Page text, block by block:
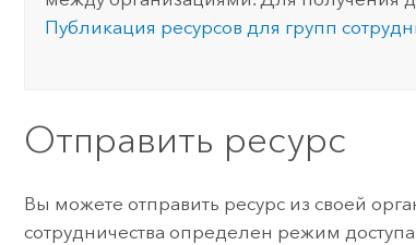
Публикация ресурсов для групп
Отправить ресурс
Вы можете отправить ресурс из своей
сотрудничества определен режим